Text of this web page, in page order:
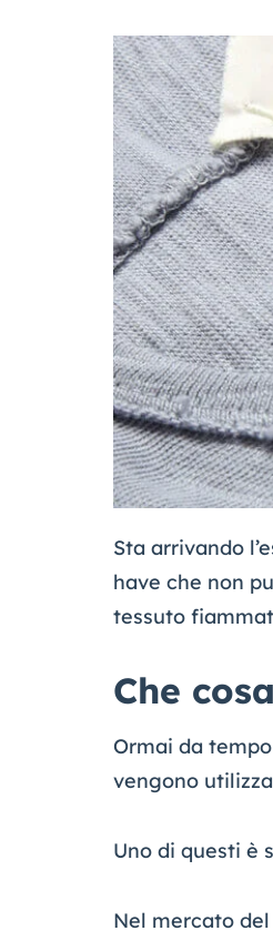
Sta arrivando
have che non
tessuto
Che
Ormai da
vengono
Uno di questi è
Nel mercato